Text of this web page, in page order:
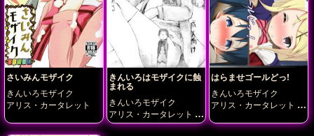
さいみんモザイク
きんいろモザイク
アリス・カータレット
きんいろはモザイクに蝕
まれる
きんいろモザイク
アリス・カータレット
九条カレン 大宮忍
はらませゴールどっ!
きんいろモザイク
アリス・カータレット
綾